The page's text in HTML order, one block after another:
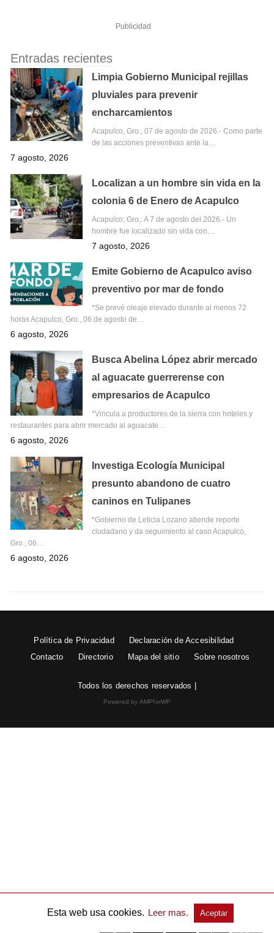
Publicidad
Entradas recientes
Limpia Gobierno Municipal rejillas
pluviales para prevenir
encharcamientos
Acapulco, Gro., 07 de agosto de 2026.- Como parte
de las acciones preventivas ante la…
7 agosto, 2026
Localizan a un hombre sin vida en la
colonia 6 de Enero de Acapulco
Acapulco; Gro,. A 7 de agosto del 2026.- Un
hombre fue localizado sin vida con…
7 agosto, 2026
Emite Gobierno de Acapulco aviso
preventivo por mar de fondo
*Se prevé oleaje elevado durante al menos 72
horas Acapulco, Gro., 06 de agosto de…
6 agosto, 2026
Busca Abelina López abrir mercado
al aguacate guerrerense con
empresarios de Acapulco
*Vincula a productores de la sierra con hoteles y
restaurantes para abrir mercado al aguacate…
6 agosto, 2026
Investiga Ecología Municipal
presunto abandono de cuatro
caninos en Tulipanes
*Gobierno de Leticia Lozano atiende reporte
ciudadano y da seguimiento al caso Acapulco,
Gro., 06…
6 agosto, 2026
Política de Privacidad
Declaración de Accesibilidad
Contacto
Directorio Mapa del sitio Sobre nosotros
Todos los derechos reservados |
Powered by AMPforWP
Esta web usa cookies. Leer mas. Aceptar